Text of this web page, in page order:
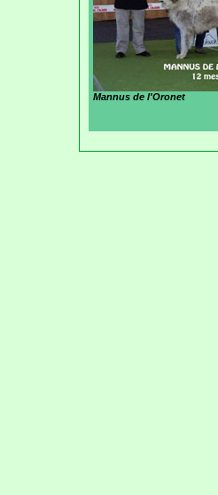
Mannus de l'Oronet